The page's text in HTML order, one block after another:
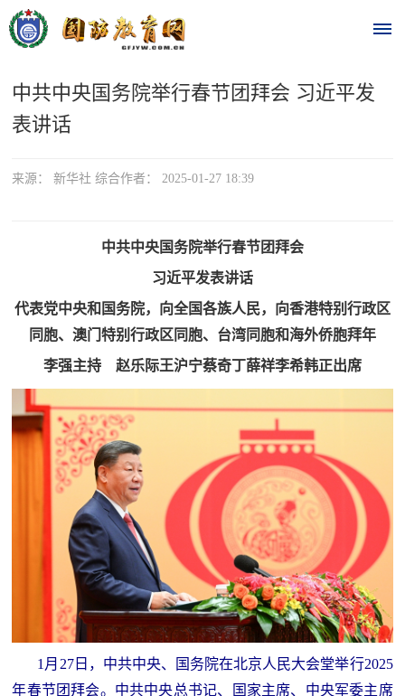
首
时
要
时
政
要
热
点
追
踪
点
踪
国
防
法
规
国
国
防
中共中央国务院举行春节团拜会 习近平发
表讲话
来源： 新华社 综合作者： 2025-01-27 18:39
中共中央国务院举行春节团拜会
习近平发表讲话
代表党中央和国务院，向全国各族人民，向香港特别行政区
同胞、澳门特别行政区同胞、台湾同胞和海外侨胞拜年
李强主持 赵乐际王沪宁蔡奇丁薛祥李希韩正出席
1月27日，中共中央、国务院在北京人民大会堂举行2025
年春节团拜会。中共中央总书记、国家主席、中央军委主席